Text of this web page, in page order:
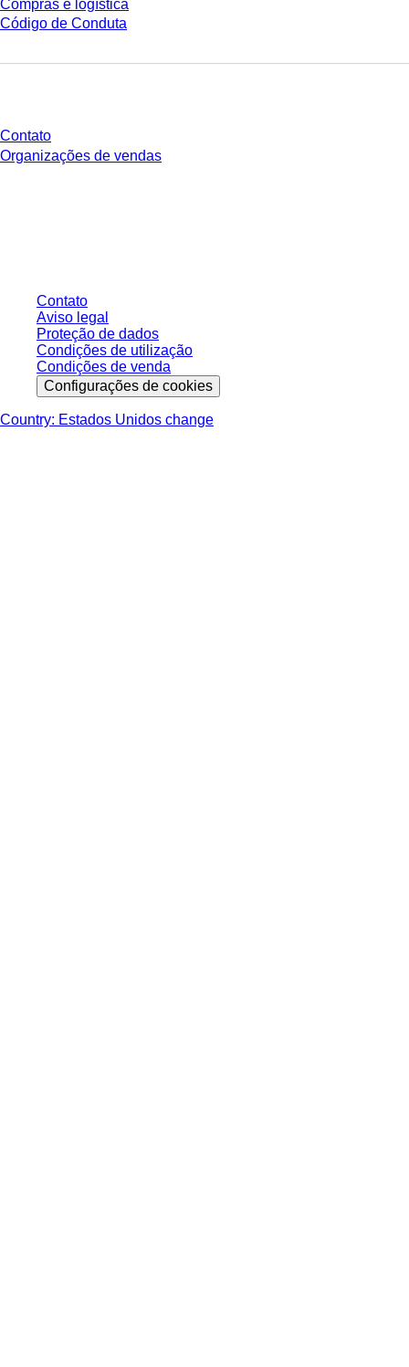
Compras e logística
Código de Conduta
Contato
Organizações de vendas
Contato
Aviso legal
Proteção de dados
Condições de utilização
Condições de venda
Configurações de cookies
Country: Estados Unidos change